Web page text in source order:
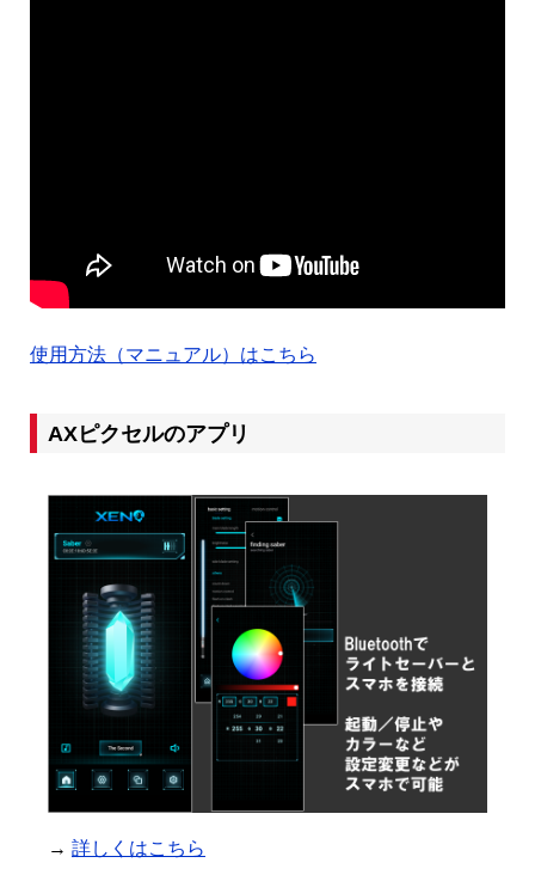
使用方法（マニュアル）はこちら
AXピクセルのアプリ
→ 詳しくはこちら